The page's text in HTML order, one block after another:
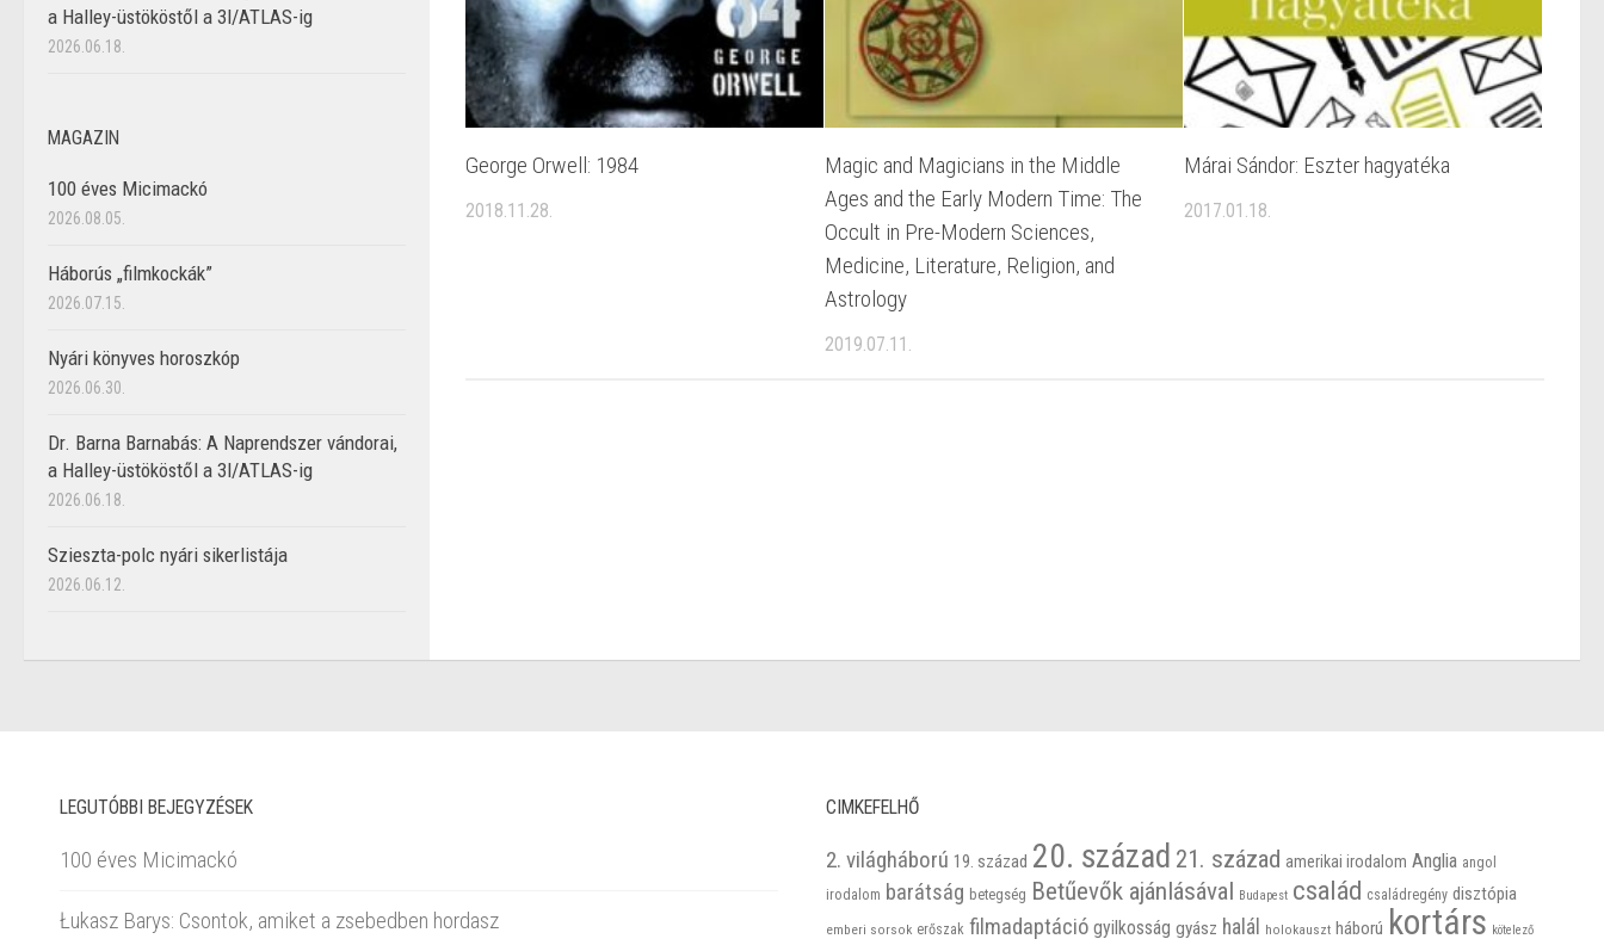
George Orwell: 1984
2018.11.28.
Magic and Magicians in the Middle
Ages and the Early Modern Time: The
Occult in Pre-Modern Sciences,
Medicine, Literature, Religion, and
Astrology
2019.07.11.
Márai Sándor: Eszter hagyatéka
2017.01.18.
a Halley-üstököstől a 3I/ATLAS-ig
2026.06.18.
MAGAZIN
100 éves Micimackó
2026.08.05.
Háborús „filmkockák”
2026.07.15.
Nyári könyves horoszkóp
2026.06.30.
Dr. Barna Barnabás: A Naprendszer vándorai,
a Halley-üstököstől a 3I/ATLAS-ig
2026.06.18.
Szieszta-polc nyári sikerlistája
2026.06.12.
LEGUTÓBBI BEJEGYZÉSEK
100 éves Micimackó
Łukasz Barys: Csontok, amiket a zsebedben hordasz
CIMKEFELHŐ
2. világháború 19. század 20. század 21. század amerikai irodalom Anglia angol
irodalom barátság betegség Betűevők ajánlásával Budapest család családregény disztópia
emberi sorsok erőszak filmadaptáció gyilkosság gyász halál holokauszt háború kortárs kötelező